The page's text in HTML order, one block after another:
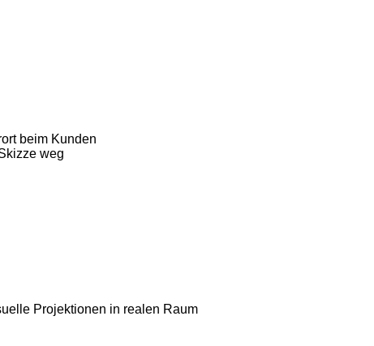
beim Kunden
weg
Projektionen in realen Raum